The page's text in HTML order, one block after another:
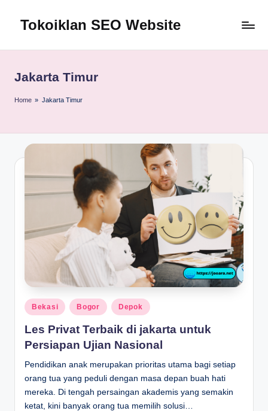
Tokoiklan SEO Website
Master
dan
Murah
Bergaransi
Jakarta Timur
Home » Jakarta Timur
Posted
in
Bekasi Bogor Depok
Les Privat Terbaik di jakarta untuk
Persiapan Ujian Nasional
Pendidikan anak merupakan prioritas utama bagi setiap
orang tua yang peduli dengan masa depan buah hati
mereka. Di tengah persaingan akademis yang semakin
ketat, kini banyak orang tua memilih solusi…